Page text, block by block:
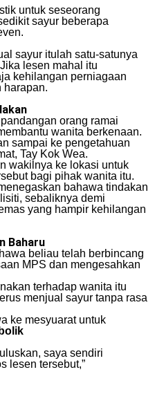
untuk seseorang
sayur beberapa
sayur itulah satu-satunya
lesen mahal itu
kehilangan perniagaan
harapan.
orang ramai
wanita berkenaan.
sampai ke pengetahuan
Tay Kok Wea.
wakilnya ke lokasi untuk
bagi pihak wanita itu.
bahawa tindakan
sebaliknya demi
yang hampir kehilangan
Baharu
beliau telah berbincang
MPS dan mengesahkan
terhadap wanita itu
menjual sayur tanpa rasa
ke mesyuarat untuk
saya sendiri
lesen tersebut,”